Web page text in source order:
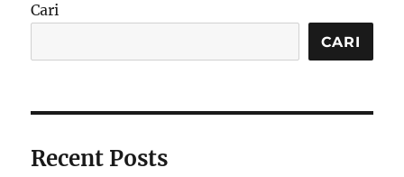
Cari
CARI
Recent Posts